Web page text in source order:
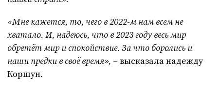
«Мне кажется, то, чего в 2022-м нам всем не
хватало. И, надеюсь, что в 2023 году весь мир
обретёт мир и спокойствие. За что боролись и
наши предки в своё время», – высказала надежду
Коршун.